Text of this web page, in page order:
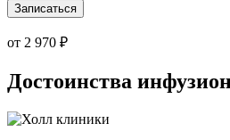
Записаться
от 2 970 ₽
Достоинства